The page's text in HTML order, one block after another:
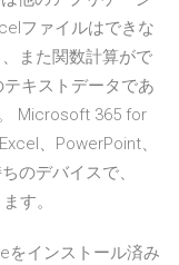
ファイルはできな
また関数計算がで
キストデータであ
Microsoft 365 for
、PowerPoint、
のデバイスで、
す。
をインストール済み